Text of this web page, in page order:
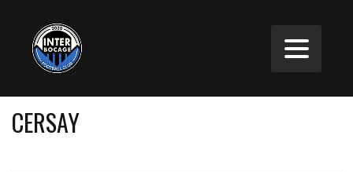
CERSAY